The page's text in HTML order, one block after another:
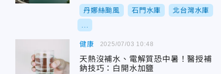
丹娜絲颱風 石門水庫 北台灣水庫
健康
天熱沒補水、電解質恐中暑！醫授補
鈉技巧：白開水加鹽
2025/07/03 10:48